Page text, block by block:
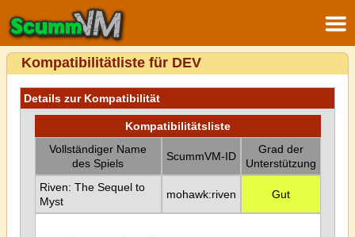
Kompatibilitätliste für DEV
Details zur Kompatibilität
Kompatibilitätsliste
Vollständiger Name
des Spiels
ScummVM-ID
Grad der
Unterstützung
Riven: The Sequel to
Myst
mohawk:riven Gut